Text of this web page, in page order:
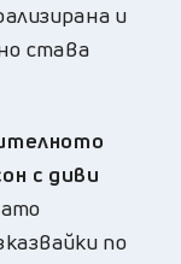
и
става
с диви
по